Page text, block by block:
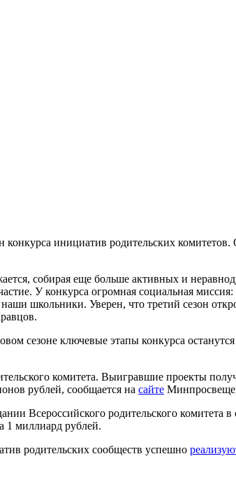
конкурса инициатив родительских
собирая еще больше активных и
У конкурса огромная социальная
школьники. Уверен, что третий сезон
сезоне ключевые этапы конкурса
комитета. Выигравшие проекты
рублей, сообщается на сайте
Всероссийского родительского комитета в
1 миллиард рублей.
родительских сообществ успешно